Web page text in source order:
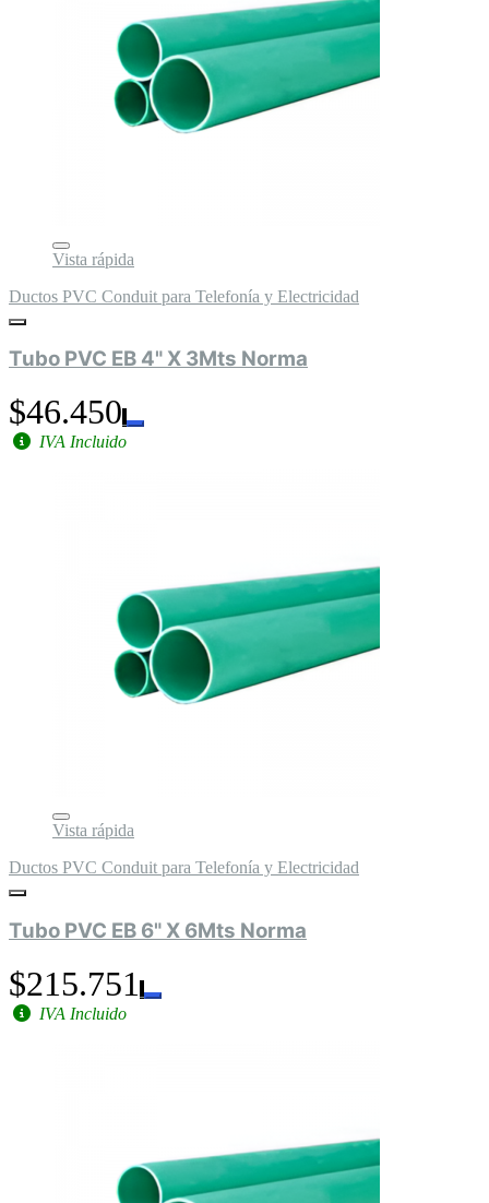
Vista rápida
Ductos PVC Conduit para Telefonía y Electricidad
Tubo PVC EB 4" X 3Mts Norma
$46.450
IVA Incluido
Vista rápida
Ductos PVC Conduit para Telefonía y Electricidad
Tubo PVC EB 6" X 6Mts Norma
$215.751
IVA Incluido